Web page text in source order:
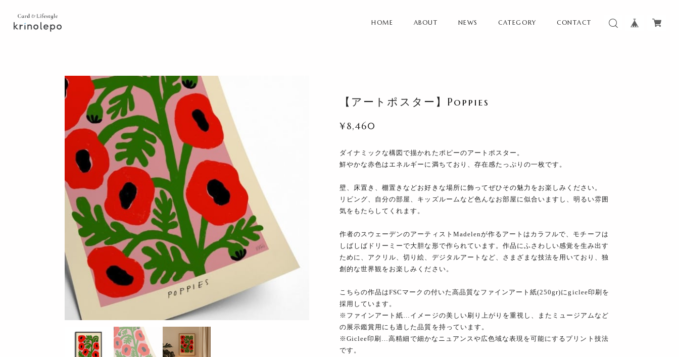
HOME ABOUT NEWS CATEGORY CONTACT
【アートポスター】Poppies
¥8,460
ダイナミックな構図で描かれたポピーのアートポスター。
鮮やかな赤色はエネルギーに満ちており、存在感たっぷりの一枚です。
壁、床置き、棚置きなどお好きな場所に飾ってぜひその魅力をお楽しみください。
リビング、自分の部屋、キッズルームなど色んなお部屋に似合いますし、明るい雰囲
気をもたらしてくれます。
作者のスウェーデンのアーティストMadelenが作るアートはカラフルで、モチーフは
しばしばドリーミーで大胆な形で作られています。作品にふさわしい感覚を生み出す
ために、アクリル、切り絵、デジタルアートなど、さまざまな技法を用いており、独
創的な世界観をお楽しみください。
こちらの作品はFSCマークの付いた高品質なファインアート紙(250gr)にgiclee印刷を
採用しています。
※ファインアート紙…イメージの美しい刷り上がりを重視し、またミュージアムなど
の展示鑑賞用にも適した品質を持っています。
※Giclee印刷…高精細で細かなニュアンスや広色域な表現を可能にするプリント技法
です。